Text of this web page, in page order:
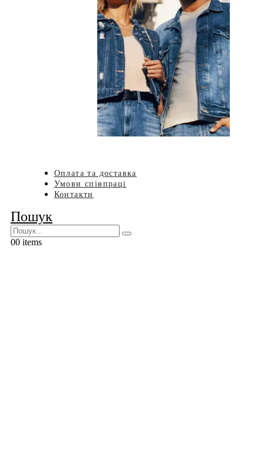
Оплата та доставка
Умови співпраці
Контакти
Пошук
00 items